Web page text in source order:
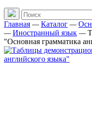
Главная —Каталог —
—Иностранный язык —
"Основная грамматика